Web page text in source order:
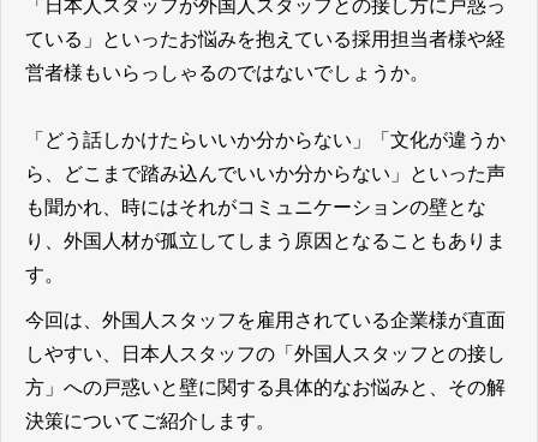
ード
「日本人スタッフが外国人スタッフとの接し方に戸惑っ
ている」といったお悩みを抱えている採用担当者様や経
営者様もいらっしゃるのではないでしょうか。
「どう話しかけたらいいか分からない」「文化が違うか
ら、どこまで踏み込んでいいか分からない」といった声
も聞かれ、時にはそれがコミュニケーションの壁とな
り、外国人材が孤立してしまう原因となることもありま
す。
今回は、外国人スタッフを雇用されている企業様が直面
しやすい、日本人スタッフの「外国人スタッフとの接し
方」への戸惑いと壁に関する具体的なお悩みと、その解
決策についてご紹介します。